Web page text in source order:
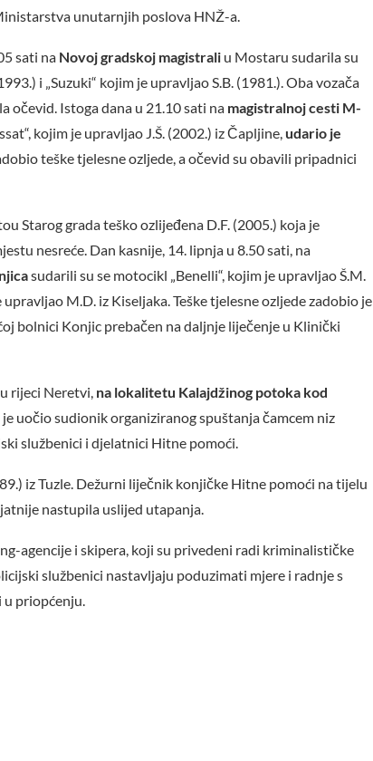
unutarnjih poslova HNŽ-a.
sati na Novoj gradskoj magistrali u Mostaru sudarila su
i „Suzuki“ kojim je upravljao S.B. (1981.). Oba vozača
očevid. Istoga dana u 21.10 sati na magistralnoj cesti M-
kojim je upravljao J.Š. (2002.) iz Čapljine, udario je
teške tjelesne ozljede, a očevid su obavili pripadnici
Starog grada teško ozlijeđena D.F. (2005.) koja je
nesreće. Dan kasnije, 14. lipnja u 8.50 sati, na
sudarili su se motocikl „Benelli“, kojim je upravljao Š.M.
M.D. iz Kiseljaka. Teške tjelesne ozljede zadobio je
bolnici Konjic prebačen na daljnje liječenje u Klinički
rijeci Neretvi, na lokalitetu Kalajdžinog potoka kod
uočio sudionik organiziranog spuštanja čamcem niz
službenici i djelatnici Hitne pomoći.
iz Tuzle. Dežurni liječnik konjičke Hitne pomoći na tijelu
nastupila uslijed utapanja.
agencije i skipera, koji su privedeni radi kriminalističke
službenici nastavljaju poduzimati mjere i radnje s
priopćenju.